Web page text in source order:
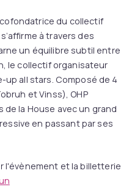
du collectif
à travers des
un équilibre subtil entre
le collectif organisateur
up all stars. Composé de 4
et Vinss), OHP
la House avec un grand
en passant par ses
l'évènement et la billetterie